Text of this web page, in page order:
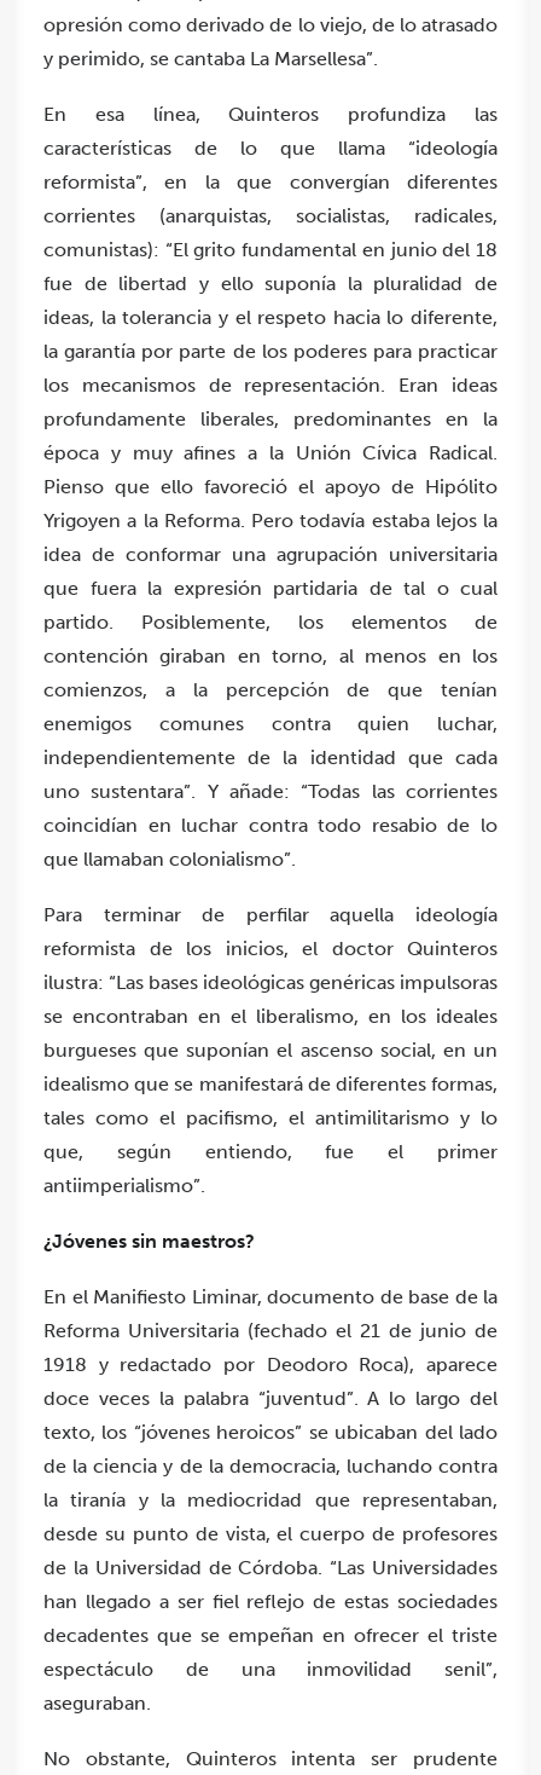
opresión como derivado de lo viejo, de lo atrasado
y perimido, se cantaba La Marsellesa”.
En esa línea, Quinteros profundiza las
características de lo que llama “ideología
reformista”, en la que convergían diferentes
corrientes (anarquistas, socialistas, radicales,
comunistas): “El grito fundamental en junio del 18
fue de libertad y ello suponía la pluralidad de
ideas, la tolerancia y el respeto hacia lo diferente,
la garantía por parte de los poderes para practicar
los mecanismos de representación. Eran ideas
profundamente liberales, predominantes en la
época y muy afines a la Unión Cívica Radical.
Pienso que ello favoreció el apoyo de Hipólito
Yrigoyen a la Reforma. Pero todavía estaba lejos la
idea de conformar una agrupación universitaria
que fuera la expresión partidaria de tal o cual
partido. Posiblemente, los elementos de
contención giraban en torno, al menos en los
comienzos, a la percepción de que tenían
enemigos comunes contra quien luchar,
independientemente de la identidad que cada
uno sustentara”. Y añade: “Todas las corrientes
coincidían en luchar contra todo resabio de lo
que llamaban colonialismo”.
Para terminar de perfilar aquella ideología
reformista de los inicios, el doctor Quinteros
ilustra: “Las bases ideológicas genéricas impulsoras
se encontraban en el liberalismo, en los ideales
burgueses que suponían el ascenso social, en un
idealismo que se manifestará de diferentes formas,
tales como el pacifismo, el antimilitarismo y lo
que, según entiendo, fue el primer
antiimperialismo”.
¿Jóvenes sin maestros?
En el Manifiesto Liminar, documento de base de la
Reforma Universitaria (fechado el 21 de junio de
1918 y redactado por Deodoro Roca), aparece
doce veces la palabra “juventud”. A lo largo del
texto, los “jóvenes heroicos” se ubicaban del lado
de la ciencia y de la democracia, luchando contra
la tiranía y la mediocridad que representaban,
desde su punto de vista, el cuerpo de profesores
de la Universidad de Córdoba. “Las Universidades
han llegado a ser fiel reflejo de estas sociedades
decadentes que se empeñan en ofrecer el triste
espectáculo de una inmovilidad senil”,
aseguraban.
No obstante, Quinteros intenta ser prudente